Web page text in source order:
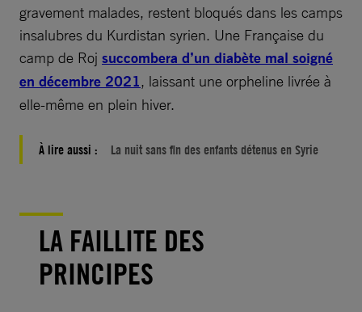
gravement malades, restent bloqués dans les camps
insalubres du Kurdistan syrien. Une Française du
camp de Roj succombera d’un diabète mal soigné
en décembre 2021, laissant une orpheline livrée à
elle-même en plein hiver.
À lire aussi : La nuit sans fin des enfants détenus en Syrie
LA FAILLITE DES
PRINCIPES